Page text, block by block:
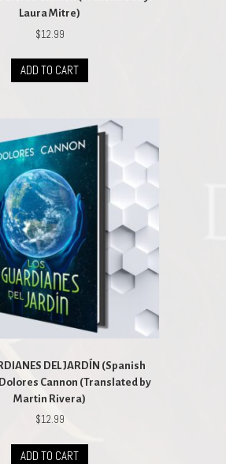
Laura Mitre)
$12.99
ADD TO CART
DEL JARDÍN (Spanish
Cannon (Translated by
Martin Rivera)
$12.99
ADD TO CART